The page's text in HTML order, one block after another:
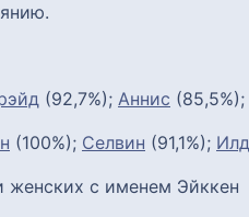
(92,7%); Аннис (85,5%);
(100%); Селвин (91,1%);
женских с именем Эйккен